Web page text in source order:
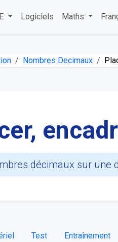
Logiciels Maths
Nombres Decimaux
décimaux sur une
Test Entraînement